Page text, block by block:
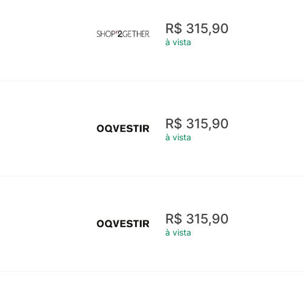
R$ 315,90
à vista
R$ 315,90
à vista
R$ 315,90
à vista